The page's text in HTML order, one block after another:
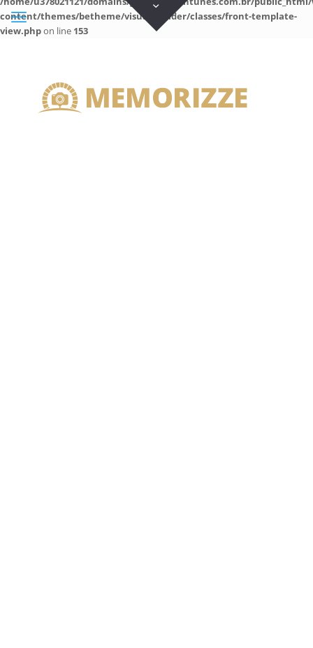
content/themes/betheme/visual-builder/classes/front-template-
view.phpon line 153